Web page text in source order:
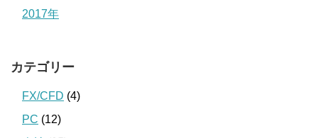
2017年
カテゴリー
FX/CFD (4)
PC (12)